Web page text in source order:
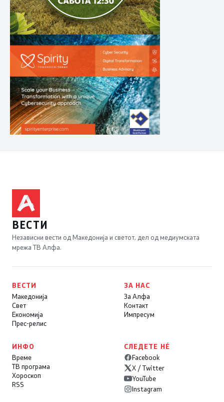
ВЕСТИ
Независни вести од Македонија и светот, дел од медиумската
мрежа ТВ Алфа.
ВЕСТИ
Македонија
Свет
Економија
Прес-релис
ЗА НАС
За Алфа
Контакт
Импресум
ИНФО
Време
ТВ програма
Хороскоп
RSS
СЛЕДЕТЕ НÉ
Facebook
X / Twitter
YouTube
Instagram